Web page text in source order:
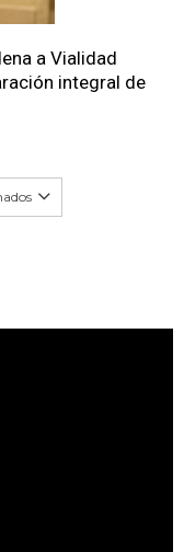
a Vialidad
integral de